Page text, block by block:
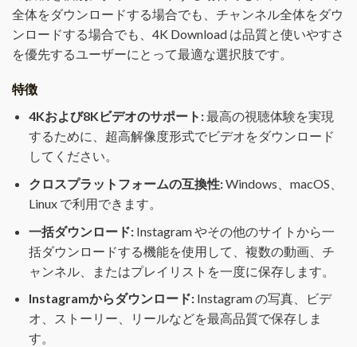
全体をダウンロードする場合でも、チャンネル全体をダウ
ンロードする場合でも、4K Download は品質と使いやすさ
を優先するユーザーにとって最適な選択肢です。
特徴
4Kおよび8Kビデオのサポート:最高の視聴体験を実現
するために、超高解像度形式でビデオをダウンロード
してください。
クロスプラットフォームの互換性:Windows、macOS、
Linux で利用できます。
一括ダウンロード: Instagram やその他のサイトから一
括ダウンロードする機能を使用して、複数の動画、チ
ャンネル、またはプレイリストを一度に保存します。
Instagramからダウンロード: Instagram の写真、ビデ
オ、ストーリー、リールなどを最高品質で保存しま
す。